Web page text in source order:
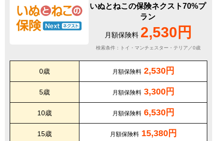
いぬとねこの保険ネクスト70%プ
ラン
月額保険料 2,530円
検索条件：トイ・マンチェスター・テリア／0歳
0歳 月額保険料 2,530円
5歳 月額保険料 3,300円
10歳 月額保険料 6,530円
15歳 月額保険料 15,380円